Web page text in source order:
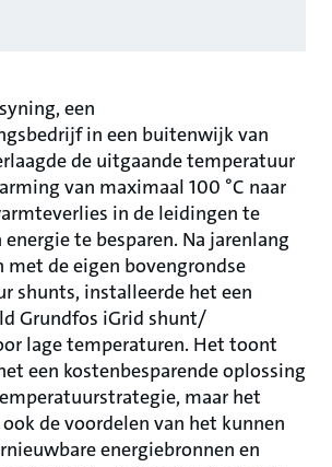
een
in een buitenwijk van
de uitgaande temperatuur
van maximaal 100 °C naar
in de leidingen te
te besparen. Na jarenlang
met de eigen bovengrondse
shunts, installeerde het een
Grundfos iGrid shunt/
lage temperaturen. Het toont
een kostenbesparende oplossing
maar het
de voordelen van het kunnen
energiebronnen en